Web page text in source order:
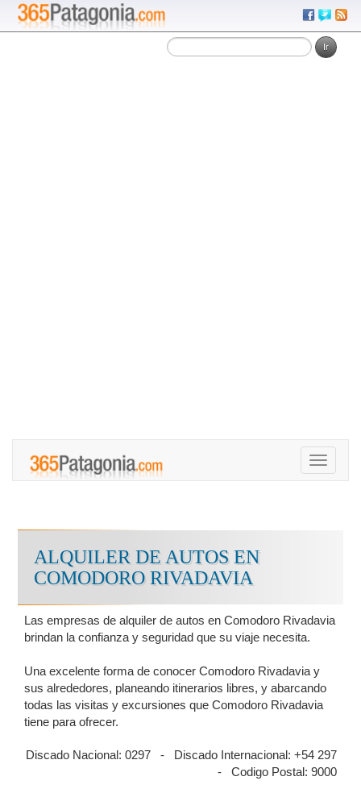
Toggle
ALQUILER DE AUTOS EN
COMODORO RIVADAVIA
Las empresas de alquiler de autos en Comodoro Rivadavia
brindan la confianza y seguridad que su viaje necesita.
Una excelente forma de conocer Comodoro Rivadavia y
sus alrededores, planeando itinerarios libres, y abarcando
todas las visitas y excursiones que Comodoro Rivadavia
tiene para ofrecer.
Discado Nacional: 0297 - Discado Internacional: +54 297
- Codigo Postal: 9000